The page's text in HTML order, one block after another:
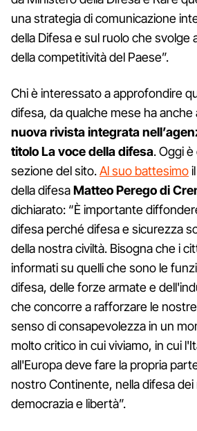
una strategia di comunicazione
della Difesa e sul ruolo che svolge
della competitività del Paese”.
Chi è interessato a approfondire
difesa, da qualche mese ha anche
nuova rivista integrata
titolo La voce della difesa. Oggi
sezione del sito.Al suo battesimo
della difesaMatteo Perego di
dichiarato: “È importante
difesa perché difesa e sicurezza
della nostra civiltà. Bisogna che i
informati su quelli che sono le
difesa, delle forze armate e
che concorre a rafforzare le
senso di consapevolezza in un
molto critico in cui viviamo, in cui
all'Europa deve fare la propria
nostro Continente, nella difesa dei
democrazia e libertà”.